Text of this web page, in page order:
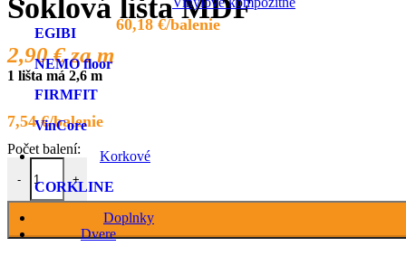
EGIBI
NEMO floor
FIRMFIT
VinCore
Korkové
CORKLINE
Doplnky
Dvere
60,18 €
Soklová lišta MDF
7,54€
2,90 €za m
1 lišta má 2,6 m
-
množstvo Soklová lišta MDF
+